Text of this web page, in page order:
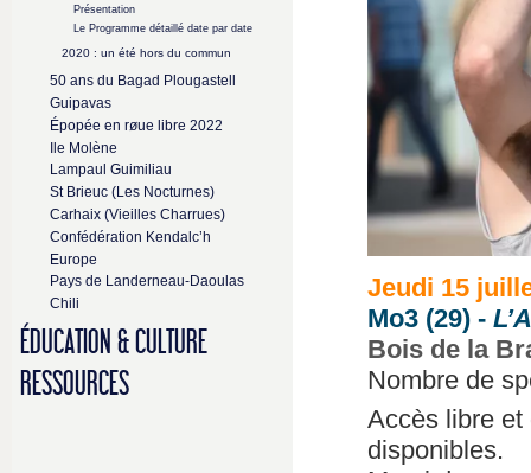
Présentation
Le Programme détaillé date par date
2020 : un été hors du commun
50 ans du Bagad Plougastell
Guipavas
Épopée en røue libre 2022
Ile Molène
Lampaul Guimiliau
St Brieuc (Les Nocturnes)
Carhaix (Vieilles Charrues)
Confédération Kendalc’h
Europe
Pays de Landerneau-Daoulas
Chili
ÉDUCATION & CULTURE
RESSOURCES
Jeudi 15
Mo3 (29) -
Bois de la
Nombre de
Accès libre et
disponibles.